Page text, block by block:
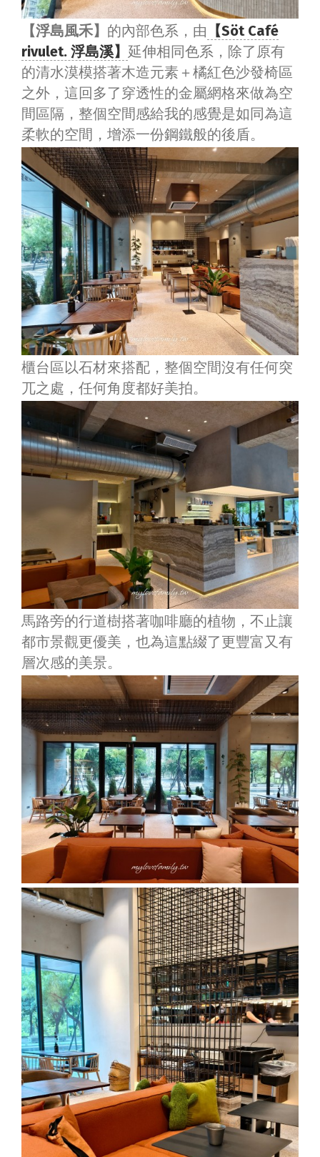
【浮島風禾】 的內部色系，由 【Söt Café
rivulet. 浮島溪】 延伸相同色系，除了原有
的清水漠模搭著木造元素＋橘紅色沙發椅區
之外，這回多了穿透性的金屬網格來做為空
間區隔，整個空間感給我的感覺是如同為這
柔軟的空間，增添一份鋼鐵般的後盾。
櫃台區以石材來搭配，整個空間沒有任何突
兀之處，任何角度都好美拍。
馬路旁的行道樹搭著咖啡廳的植物，不止讓
都市景觀更優美，也為這點綴了更豐富又有
層次感的美景。